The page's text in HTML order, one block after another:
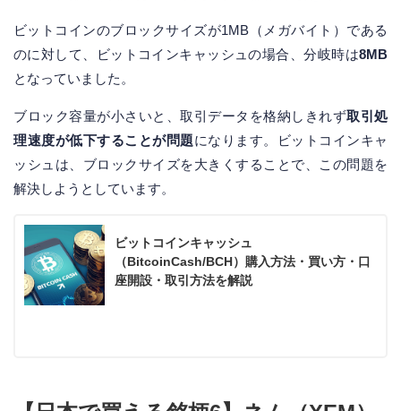
ビットコインのブロックサイズが1MB（メガバイト）である
のに対して、ビットコインキャッシュの場合、分岐時は8MB
となっていました。
ブロック容量が小さいと、取引データを格納しきれず取引処
理速度が低下することが問題になります。ビットコインキャ
ッシュは、ブロックサイズを大きくすることで、この問題を
解決しようとしています。
ビットコインキャッシュ
（BitcoinCash/BCH）購入方法・買い方・口
座開設・取引方法を解説